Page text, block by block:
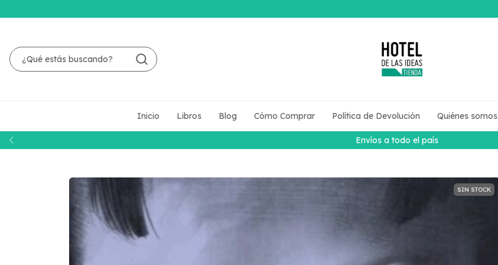
Envíos a todo el país
Inicio Libros Blog Cómo Comprar Política de Devolución Quiénes somos
SIN STOCK